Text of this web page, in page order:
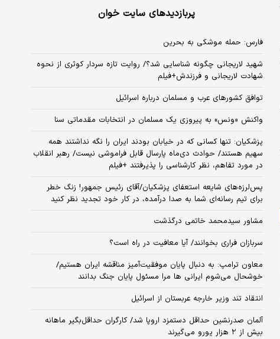
پربازدیدهای سایت خوان
فارس: حمله موشکی به بحرین
شهید لاریجانی چگونه شناسایی شد؟/ روایت تازه سردار کوثری از نحوه
شهادت لاریجانی و فرزندش+فیلم
توافق کشورهای عرب و مسلمان درباره اسرائیل
واکنش «ونس» به پیروزی یک مسلمان در انتخابات مقدماتی سنا
پزشکیان: تنها کسانی که در خیابان بودند ایران را نگه نداشتند همه
سهیم هستند/ حوادث دی‌ماه پارسال قابل فراموشی نیست/ رهبر انقلاب
در مورد تفاهم، نظر کارشناسی را پذیرفتند +فیلم
پس‌لرزه‌های شایعه استعفای پزشکیان/آقای رئیس جمهور! زنگ خطر
برای تیم رسانه‌ای شما به صدا درآمده، در کار خود تجدید نظر کنید
مشاور سیدمحمد خاتمی درگذشت
سربازان فراری بخوانند/ آیا معافیت در راه است؟
معاون ترامپ: به دنبال پایان موفقیت‌آمیز مناقشه ایران هستیم/
خوشحال می‌شوم ایرانی ها مرا مسئول پایان جنگ بدانند
انتقاد تند وزیر خارجه عربستان از اسرائیل
آلمان صدرنشین حداقل دستمزد اروپا شد/ کارگران حداقل‌بگیر ماهانه
بیش از ۲ هزار یورو می‌گیرند